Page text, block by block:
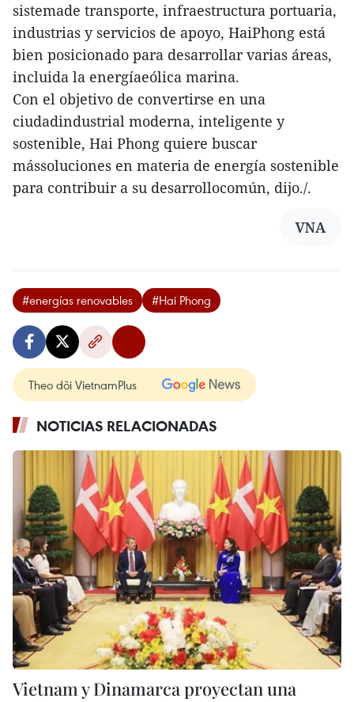
sistemade transporte, infraestructura portuaria,
industrias y servicios de apoyo, HaiPhong está
bien posicionado para desarrollar varias áreas,
incluida la energíaeólica marina.
Con el objetivo de convertirse en una
ciudadindustrial moderna, inteligente y
sostenible, Hai Phong quiere buscar
mássoluciones en materia de energía sostenible
para contribuir a su desarrollocomún, dijo./.
VNA
#energías renovables #Hai Phong
Theo dõi VietnamPlus
NOTICIAS RELACIONADAS
Vietnam y Dinamarca proyectan una